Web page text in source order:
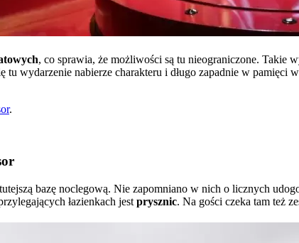
, co sprawia, że możliwości są tu nieograniczone. Takie
wydarzenie nabierze charakteru i długo zapadnie w pamięci
.
tutejszą bazę noclegową. Nie zapomniano w nich o licznych
łazienkach jest prysznic. Na gości czeka tam też